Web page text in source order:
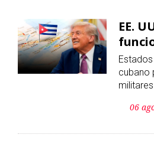
EE.
cubano
06